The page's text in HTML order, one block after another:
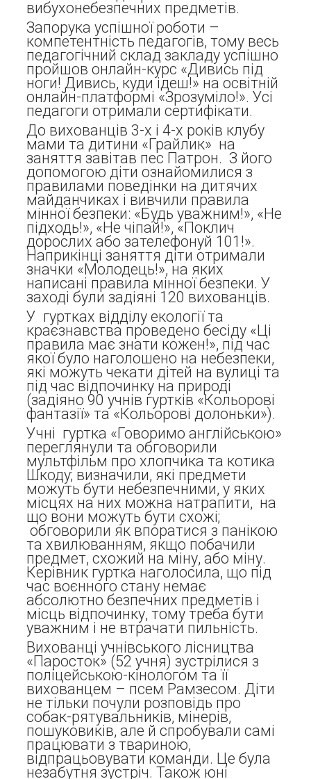
вибухонебезпечних предметів.
Запорука успішної роботи –
компетентність педагогів, тому весь
педагогічний склад закладу успішно
пройшов онлайн-курс «Дивись під
ноги! Дивись, куди ідеш!» на освітній
онлайн-платформі «Зрозуміло!». Усі
педагоги отримали сертифікати.
До вихованців 3-х і 4-х років клубу
мами та дитини «Грайлик» на
заняття завітав пес Патрон. З його
допомогою діти ознайомилися з
правилами поведінки на дитячих
майданчиках і вивчили правила
мінної безпеки: «Будь уважним!», «Не
підходь!», «Не чіпай!», «Поклич
дорослих або зателефонуй 101!».
Наприкінці заняття діти отримали
значки «Молодець!», на яких
написані правила мінної безпеки. У
заході були задіяні 120 вихованців.
У гуртках відділу екології та
краєзнавства проведено бесіду «Ці
правила має знати кожен!», під час
якої було наголошено на небезпеки,
які можуть чекати дітей на вулиці та
під час відпочинку на природі
(задіяно 90 учнів гуртків «Кольорові
фантазії» та «Кольорові долоньки»).
Учні гуртка «Говоримо англійською»
переглянули та обговорили
мультфільм про хлопчика та котика
Шкоду; визначили, які предмети
можуть бути небезпечними, у яких
місцях на них можна натрапити, на
що вони можуть бути схожі;
обговорили як впоратися з панікою
та хвилюванням, якщо побачили
предмет, схожий на міну, або міну.
Керівник гуртка наголосила, що під
час воєнного стану немає
абсолютно безпечних предметів і
місць відпочинку, тому треба бути
уважним і не втрачати пильність.
Вихованці учнівського лісництва
«Паросток» (52 учня) зустрілися з
поліцейською-кінологом та її
вихованцем – псем Рамзесом. Діти
не тільки почули розповідь про
собак-рятувальників, мінерів,
пошуковиків, але й спробували самі
працювати з твариною,
відпрацьовувати команди. Це була
незабутня зустріч. Також юні